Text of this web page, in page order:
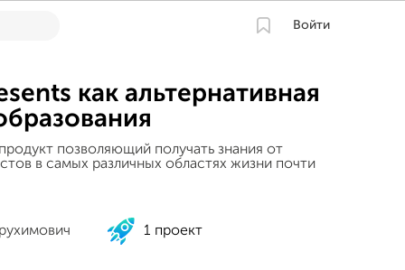
Войти
как альтернативная
позволяющий получать знания от
в самых различных областях жизни почти
1 проект